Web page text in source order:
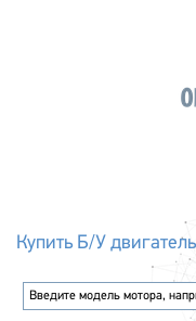
Купить Б/У